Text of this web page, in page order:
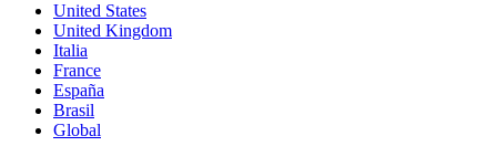
United States
United Kingdom
Italia
France
España
Brasil
Global